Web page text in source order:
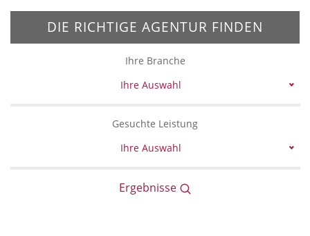
DIE RICHTIGE AGENTUR FINDEN
Ihre Branche
Ihre Auswahl
Gesuchte Leistung
Ihre Auswahl
Ergebnisse